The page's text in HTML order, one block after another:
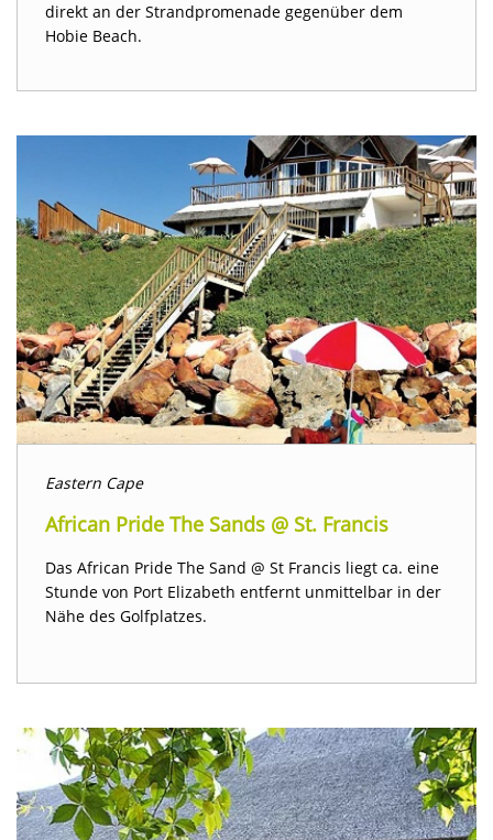
direkt an der Strandpromenade gegenüber dem
Hobie Beach.
Eastern Cape
African Pride The Sands @ St. Francis
Das African Pride The Sand @ St Francis liegt ca. eine
Stunde von Port Elizabeth entfernt unmittelbar in der
Nähe des Golfplatzes.